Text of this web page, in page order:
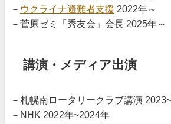
－ ウクライナ避難者支援 2022年～
－菅原ゼミ「秀友会」会長 2025年～
講演・メディア出演
－札幌南ロータリークラブ講演
－NHK 2022年~2024年